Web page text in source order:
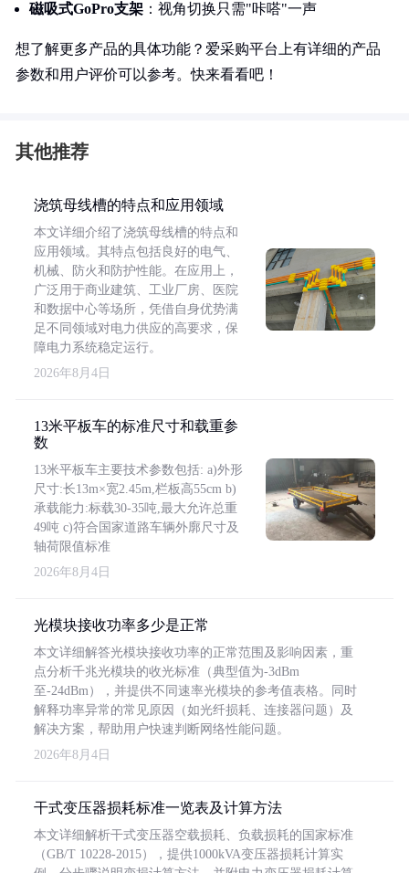
磁吸式GoPro支架 ：视角切换只需"咔嗒"一声
想了解更多产品的具体功能？爱采购平台上有详细的产品
参数和用户评价可以参考。快来看看吧！
其他推荐
浇筑母线槽的特点和应用领域
本文详细介绍了浇筑母线槽的特点和
应用领域。其特点包括良好的电气、
机械、防火和防护性能。在应用上，
广泛用于商业建筑、工业厂房、医院
和数据中心等场所，凭借自身优势满
足不同领域对电力供应的高要求，保
障电力系统稳定运行。
2026年8月4日
13米平板车的标准尺寸和载重参
数
13米平板车主要技术参数包括: a)外形
尺寸:长13m×宽2.45m,栏板高55cm b)
承载能力:标载30-35吨,最大允许总重
49吨 c)符合国家道路车辆外廓尺寸及
轴荷限值标准
2026年8月4日
光模块接收功率多少是正常
本文详细解答光模块接收功率的正常范围及影响因素，重
点分析千兆光模块的收光标准（典型值为-3dBm
至-24dBm），并提供不同速率光模块的参考值表格。同时
解释功率异常的常见原因（如光纤损耗、连接器问题）及
解决方案，帮助用户快速判断网络性能问题。
2026年8月4日
干式变压器损耗标准一览表及计算方法
本文详细解析干式变压器空载损耗、负载损耗的国家标准
（GB/T 10228-2015），提供1000kVA变压器损耗计算实